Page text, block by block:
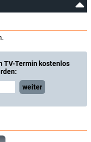
TV-Termin kostenlos
weiter